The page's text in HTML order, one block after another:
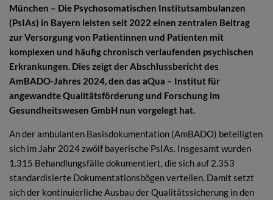
München – Die Psychosomatischen Institutsambulanzen
(PsIAs) in Bayern leisten seit 2022 einen zentralen Beitrag
zur Versorgung von Patientinnen und Patienten mit
komplexen und häufig chronisch verlaufenden psychischen
Erkrankungen. Dies zeigt der Abschlussbericht des
AmBADO-Jahres 2024, den das aQua – Institut für
angewandte Qualitätsförderung und Forschung im
Gesundheitswesen GmbH nun vorgelegt hat.
An der ambulanten Basisdokumentation (AmBADO) beteiligten
sich im Jahr 2024 zwölf bayerische PsIAs. Insgesamt wurden
1.315 Behandlungsfälle dokumentiert, die sich auf 2.353
standardisierte Dokumentationsbögen verteilen. Damit setzt
sich der kontinuierliche Ausbau der Qualitätssicherung in den